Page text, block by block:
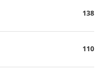
138
110